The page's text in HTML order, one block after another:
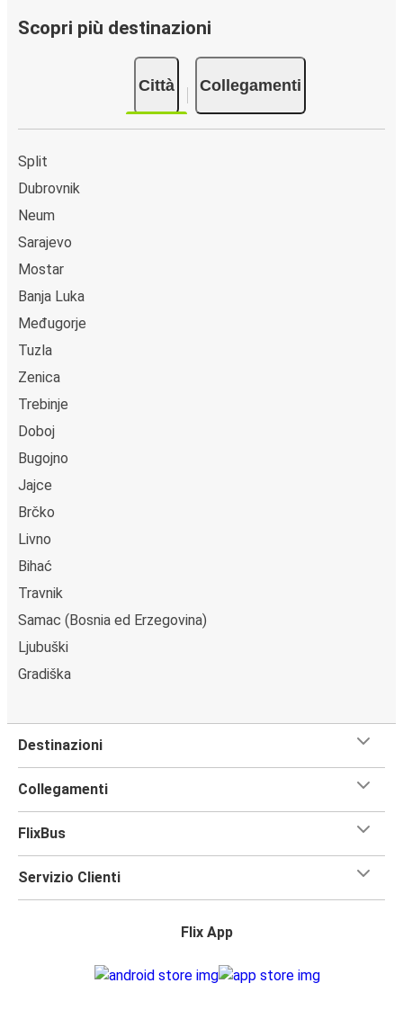
Città collegate a Živinice:
Scopri più destinazioni
Città Collegamenti
Split
Dubrovnik
Neum
Sarajevo
Mostar
Banja Luka
Međugorje
Tuzla
Zenica
Trebinje
Doboj
Bugojno
Jajce
Brčko
Livno
Bihać
Travnik
Samac (Bosnia ed Erzegovina)
Ljubuški
Gradiška
Destinazioni
Collegamenti
FlixBus
Servizio Clienti
Flix App